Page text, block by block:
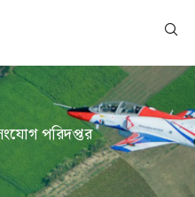
পরিদপ্তর